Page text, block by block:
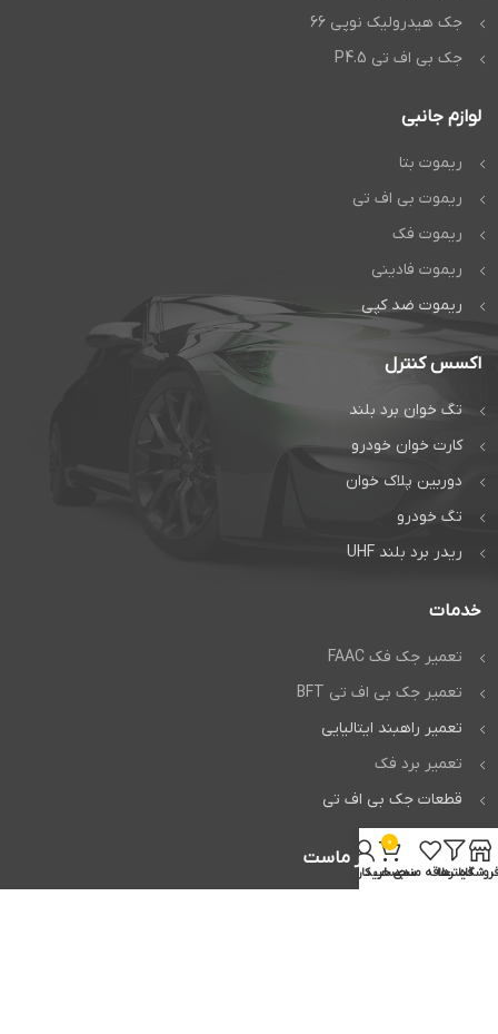
جک هیدرولیک نوپی 66
جک بی اف تی P4.5
لوازم جانبی
ریموت بتا
ریموت بی اف تی
ریموت فک
ریموت فادینی
ریموت ضد کپی
اکسس کنترل
تگ خوان برد بلند
کارت خوان خودرو
دوربین پلاک خوان
تگ خودرو
ریدر برد بلند UHF
خدمات
تعمیر جک فک FAAC
تعمیر جک بی اف تی BFT
تعمیر راهبند ایتالیایی
تعمیر برد فک
قطعات جک بی اف تی
اعتماد شما افتخار ماست
فروشگاهفیلترهاعلاقه مندی
0
سبد خرید
حساب کاربری من